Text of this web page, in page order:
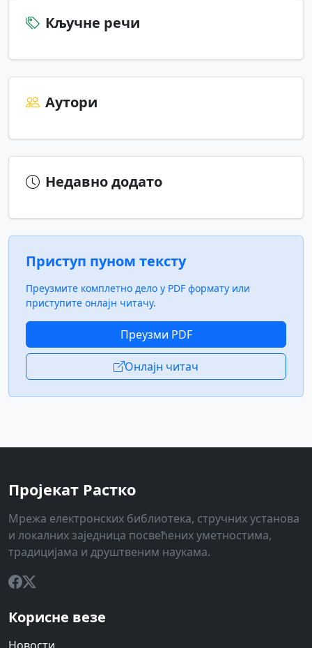
Кључне речи
Аутори
Недавно додато
Приступ пуном тексту
Преузмите комплетно дело у PDF формату или
приступите онлајн читачу.
Преузми PDF
Онлајн читач
Пројекат Растко
Мрежа електронских библиотека, стручних установа
и локалних заједница посвећених уметностима,
традицијама и друштвеним наукама.
Корисне везе